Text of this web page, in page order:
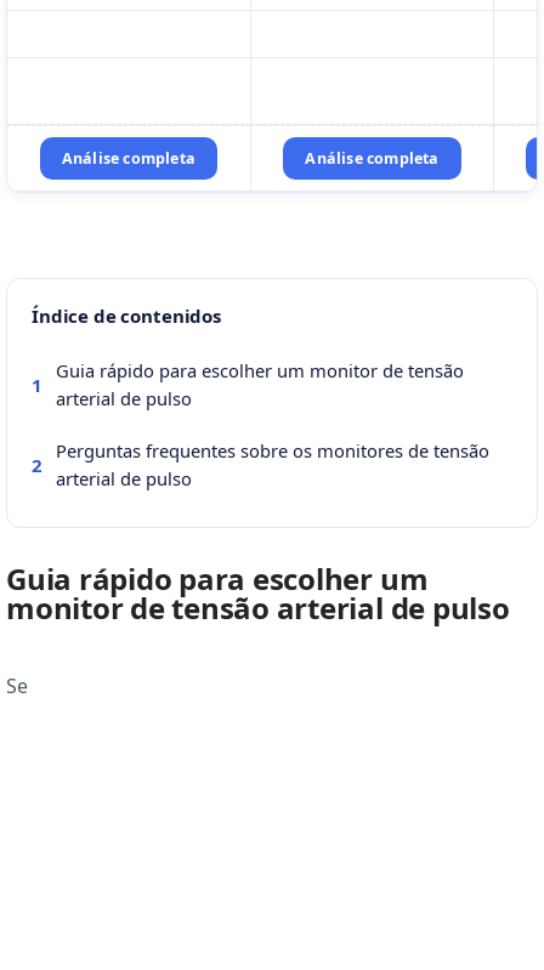
Análise completa Análise completa
Índice de contenidos
1
Guia rápido para escolher um monitor de tensão
arterial de pulso
2
Perguntas frequentes sobre os monitores de tensão
arterial de pulso
Guia rápido para escolher um
monitor de tensão arterial de pulso
Se